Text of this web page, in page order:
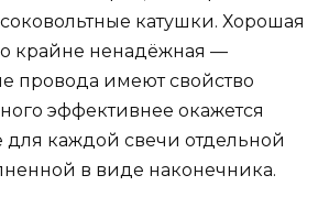
катушки. Хорошая
крайне ненадёжная —
провода имеют свойство
эффективнее окажется
для каждой свечи отдельной
в виде наконечника.